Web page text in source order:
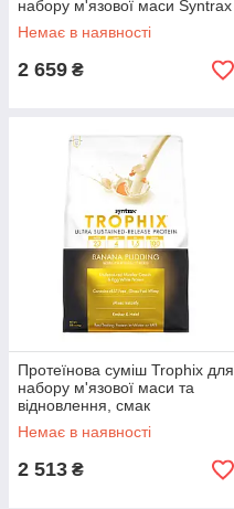
набору м'язової маси Syntrax
Matrix 5.0
Немає в наявності
2 659 ₴
Протеїнова суміш Trophix для
набору м'язової маси та
відновлення, смак
бананового пудингу Syntrax
Немає в наявності
2 513 ₴